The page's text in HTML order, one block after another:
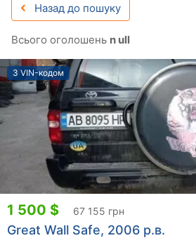
Назад до пошуку
Всього оголошень n ull
З VIN-кодом
1 500 $ 67 155 грн
Great Wall Safe, 2006 р.в.